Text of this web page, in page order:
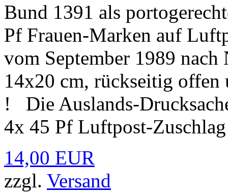
Bund 1391 als
Pf Frauen-Marken auf
vom September 1989
14x20 cm, rückseitig
! Die Auslands-
4x 45 Pf Luftpost-
14,00 EUR
zzgl. Versand